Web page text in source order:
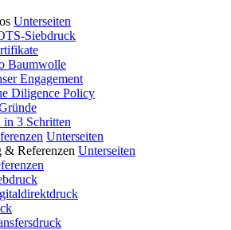
Unterseiten
Siebdruck
Baumwolle
Engagement
Diligence Policy
in 3 Schritten
Unterseiten
& Referenzen Unterseiten